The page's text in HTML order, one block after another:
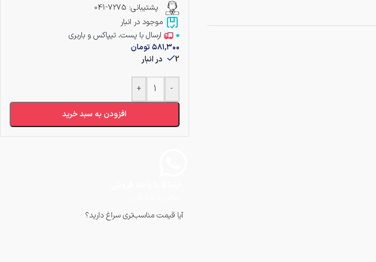
پشتیبانی: 7275-041
موجود در انبار
ارسال با پست، تیپاکس و باربری
۵۸۱,۳۰۰تومان
2 در انبار
-
+
افزودن به سبد خرید
آیا قیمت مناسب‌تری سراغ دارید؟